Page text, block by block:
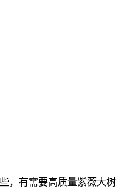
，有需要高质量紫薇大树